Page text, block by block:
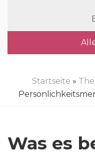
Startseite »
Was es